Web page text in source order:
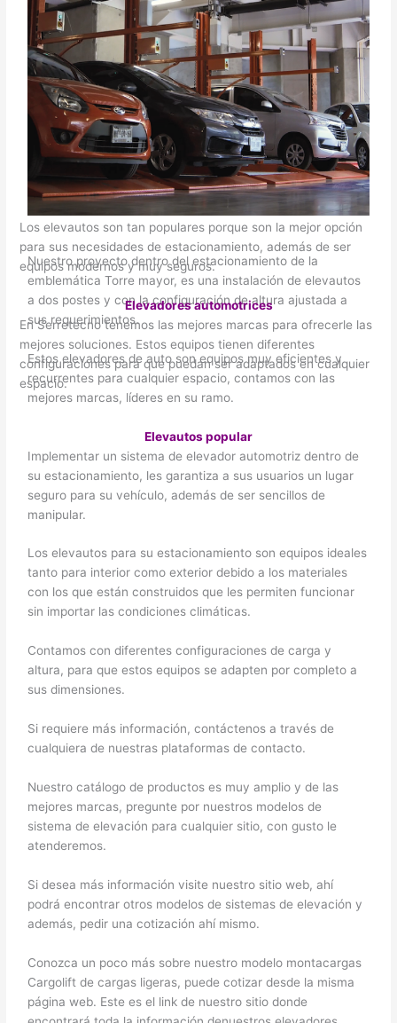
Los elevautos son tan populares porque son la mejor opción
para sus necesidades de estacionamiento, además de ser
equipos modernos y muy seguros.
Elevadores automotrices
En Serretecno tenemos las mejores marcas para ofrecerle las
mejores soluciones. Estos equipos tienen diferentes
configuraciones para que puedan ser adaptados en cualquier
espacio.
Nuestro proyecto dentro del estacionamiento de la
emblemática Torre mayor, es una instalación de elevautos
a dos postes y con la configuración de altura ajustada a
sus requerimientos.
Estos elevadores de auto son equipos muy eficientes y
recurrentes para cualquier espacio, contamos con las
mejores marcas, líderes en su ramo.
Elevautos popular
Implementar un sistema de elevador automotriz dentro de
su estacionamiento, les garantiza a sus usuarios un lugar
seguro para su vehículo, además de ser sencillos de
manipular.
Los elevautos para su estacionamiento son equipos ideales
tanto para interior como exterior debido a los materiales
con los que están construidos que les permiten funcionar
sin importar las condiciones climáticas.
Contamos con diferentes configuraciones de carga y
altura, para que estos equipos se adapten por completo a
sus dimensiones.
Si requiere más información, contáctenos a través de
cualquiera de nuestras plataformas de contacto.
Nuestro catálogo de productos es muy amplio y de las
mejores marcas, pregunte por nuestros modelos de
sistema de elevación para cualquier sitio, con gusto le
atenderemos.
Si desea más información visite nuestro sitio web, ahí
podrá encontrar otros modelos de sistemas de elevación y
además, pedir una cotización ahí mismo.
Conozca un poco más sobre nuestro modelo montacargas
Cargolift de cargas ligeras, puede cotizar desde la misma
página web. Este es el link de nuestro sitio donde